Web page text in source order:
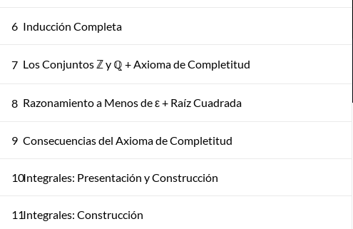
6 Inducción Completa
7 Los Conjuntos ℤ y ℚ + Axioma de Completitud
8 Razonamiento a Menos de ε + Raíz Cuadrada
9 Consecuencias del Axioma de Completitud
10Integrales: Presentación y Construcción
11Integrales: Construcción